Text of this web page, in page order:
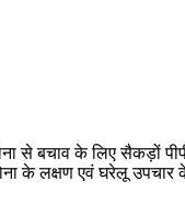
बचाव के लिए सैकड़ों
के लक्षण एवं घरेलू उपचार